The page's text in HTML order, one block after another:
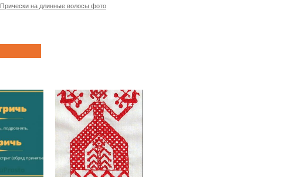
Прически на длинные волосы фото